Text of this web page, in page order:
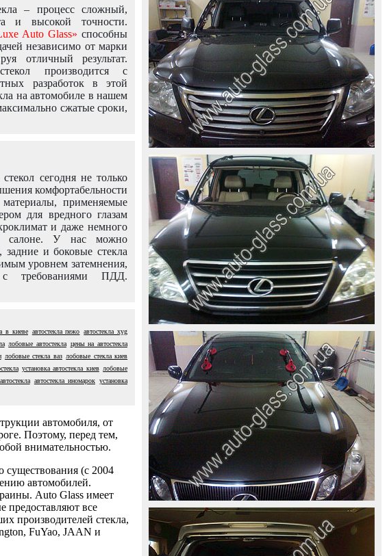
– процесс сложный,
и высокой точности.
Auto Glass» способны
независимо от марки
отличный результат.
производится с
разработок в этой
на автомобиле в нашем
сжатые сроки,
сегодня не только
комфортабельности
применяемые
для вредного глазам
и даже немного
салоне. У нас можно
задние и боковые стекла
уровнем затемнения,
требованиями ПДД.
в киеве автостекла пежо автостекла xyg
лобовые автостекла цены на автостекла
лобовые стекла ваз лобовые стекла киев
установка автостекла киев лобовые
автостекла иномарок установка
автомобиля, от
Поэтому, перед тем,
внимательностью.
существования (с 2004
автомобилей.
Auto Glass имеет
предоставляют все
производителей стекла,
FuYao, JAAN и